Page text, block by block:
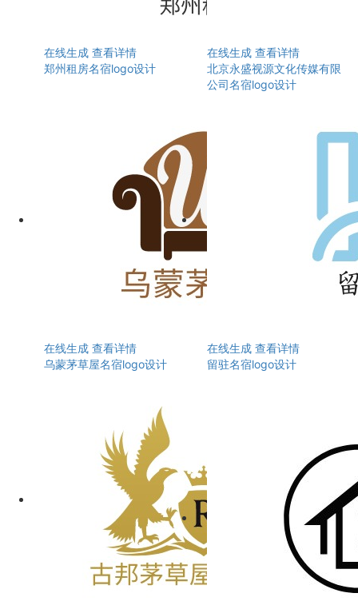
在线生成 查看详情
郑州租房名宿logo设计
在线生成 查看详情
北京永盛视源文化传媒有限
公司名宿logo设计
在线生成 查看详情
乌蒙茅草屋名宿logo设计
在线生成 查看详情
留驻名宿logo设计